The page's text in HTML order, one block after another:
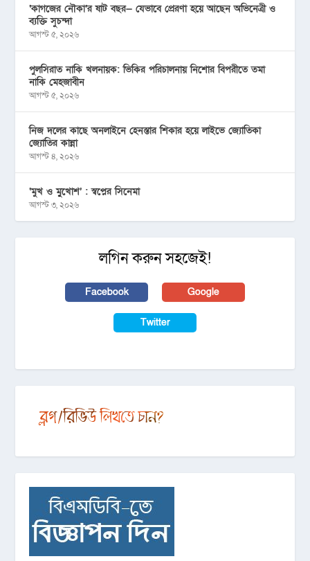
‘কাগজের নৌকা’র ষাট বছর— যেভাবে প্রেরণা হয়ে আছেন অভিনেত্রী ও
ব্যক্তি সুচন্দা
আগস্ট ৫, ২০২৬
পুলসিরাত নাকি খলনায়ক: ভিকির পরিচালনায় নিশোর বিপরীতে তমা
নাকি মেহজাবীন
আগস্ট ৫, ২০২৬
নিজ দলের কাছে অনলাইনে হেনস্তার শিকার হয়ে লাইভে জ্যোতিকা
জ্যোতির কান্না
আগস্ট ৪, ২০২৬
‘মুখ ও মু্খোশ’ : স্বপ্নের সিনেমা
আগস্ট ৩, ২০২৬
লগিন করুন সহজেই!
Facebook Google
Twitter